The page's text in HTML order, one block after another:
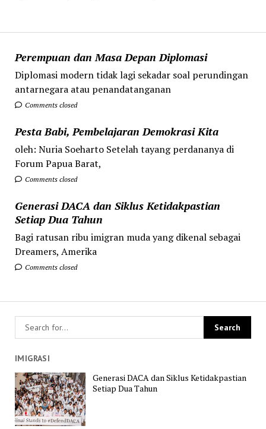
Perempuan dan Masa Depan Diplomasi
Diplomasi modern tidak lagi sekadar soal perundingan
antarnegara atau penandatanganan
Comments closed
Pesta Babi, Pembelajaran Demokrasi Kita
oleh: Nuria Soeharto Setelah tayang perdananya di
Forum Papua Barat,
Comments closed
Generasi DACA dan Siklus Ketidakpastian
Setiap Dua Tahun
Bagi ratusan ribu imigran muda yang dikenal sebagai
Dreamers, Amerika
Comments closed
IMIGRASI
Generasi DACA dan Siklus Ketidakpastian
Setiap Dua Tahun